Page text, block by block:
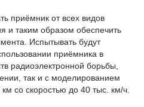
приёмник от всех видов
и таким образом обеспечить
Испытывать будут
приёмника в
радиоэлектронной борьбы,
так и с моделированием
со скоростью до 40 тыс. км/ч.